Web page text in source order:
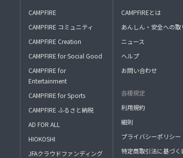
CAMPFIRE
CAMPFIRE コミュニティ
CAMPFIRE Creation
CAMPFIRE for Social Good
CAMPFIRE for
Entertainment
CAMPFIRE for Sports
CAMPFIRE ふるさと納税
AD FOR ALL
HIOKOSHI
JFAクラウドファンディング
CAMPFIREとは
あんしん・安全への取
ニュース
ヘルプ
お問い合わせ
各種規定
利用規約
細則
プライバシーポリシー
特定商取引法に基づく